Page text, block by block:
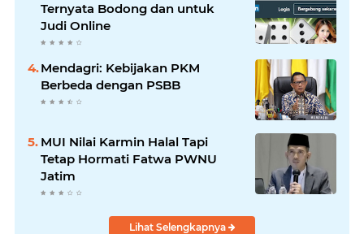
Ternyata Bodong dan untuk
Judi Online
Mendagri: Kebijakan PKM
Berbeda dengan PSBB
MUI Nilai Karmin Halal Tapi
Tetap Hormati Fatwa PWNU
Jatim
Lihat Selengkapnya